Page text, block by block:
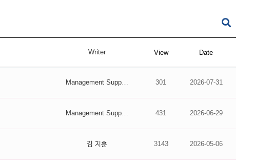
Writer View Date
Management Supp… 301 2026-07-31
Management Supp… 431 2026-06-29
김 지훈 3143 2026-05-06